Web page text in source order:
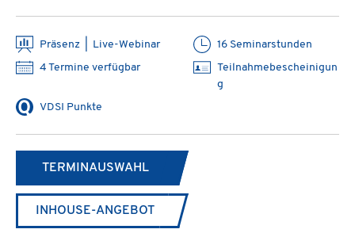
Präsenz | Live-Webinar
16 Seminarstunden
4 Termine verfügbar
Teilnahmebescheinigun
g
VDSI Punkte
TERMINAUSWAHL
INHOUSE-ANGEBOT